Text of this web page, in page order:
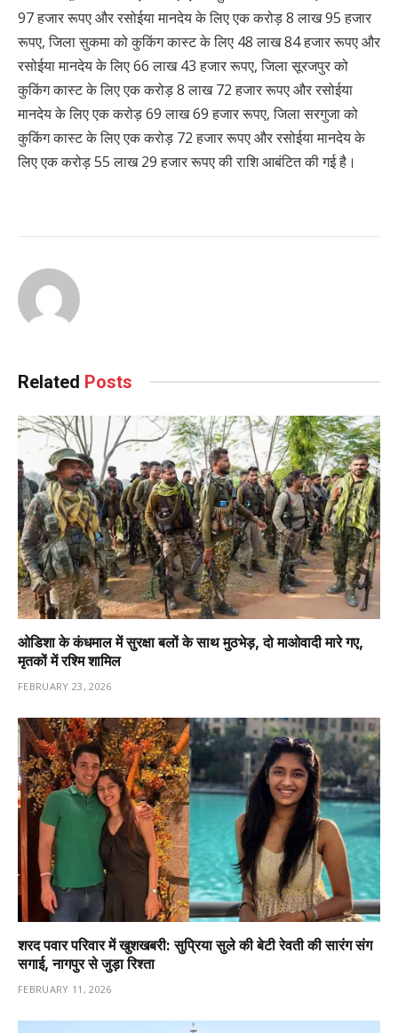
97 हजार रूपए और रसोईया मानदेय के लिए एक करोड़ 8 लाख 95 हजार
रूपए, जिला सुकमा को कुकिंग कास्ट के लिए 48 लाख 84 हजार रूपए और
रसोईया मानदेय के लिए 66 लाख 43 हजार रूपए, जिला सूरजपुर को
कुकिंग कास्ट के लिए एक करोड़ 8 लाख 72 हजार रूपए और रसोईया
मानदेय के लिए एक करोड़ 69 लाख 69 हजार रूपए, जिला सरगुजा को
कुकिंग कास्ट के लिए एक करोड़ 72 हजार रूपए और रसोईया मानदेय के
लिए एक करोड़ 55 लाख 29 हजार रूपए की राशि आबंटित की गई है।
Related Posts
ओडिशा के कंधमाल में सुरक्षा बलों के साथ मुठभेड़, दो माओवादी मारे गए,
मृतकों में रश्मि शामिल
FEBRUARY 23, 2026
शरद पवार परिवार में खुशखबरी: सुप्रिया सुले की बेटी रेवती की सारंग संग
सगाई, नागपुर से जुड़ा रिश्ता
FEBRUARY 11, 2026